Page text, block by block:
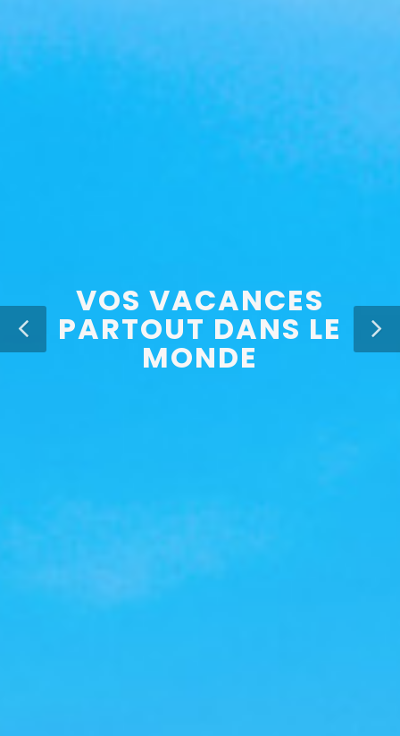
VOS VACANCES
PARTOUT DANS LE
MONDE